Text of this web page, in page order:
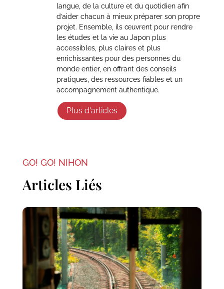
langue, de la culture et du quotidien afin
d’aider chacun à mieux préparer son propre
projet. Ensemble, ils œuvrent pour rendre
les études et la vie au Japon plus
accessibles, plus claires et plus
enrichissantes pour des personnes du
monde entier, en offrant des conseils
pratiques, des ressources fiables et un
accompagnement authentique.
Plus d'articles
GO! GO! NIHON
Articles Liés